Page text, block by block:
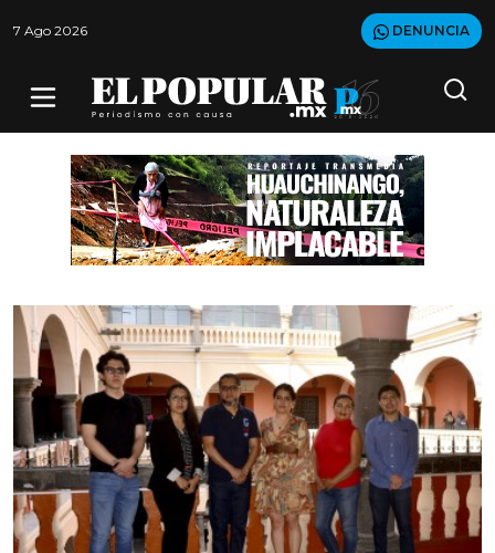
7 Ago 2026 DENUNCIA